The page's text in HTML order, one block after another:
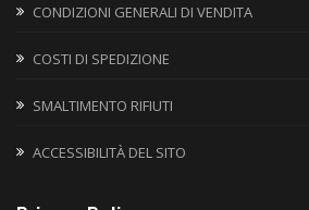
CONDIZIONI GENERALI DI VENDITA
COSTI DI SPEDIZIONE
SMALTIMENTO RIFIUTI
ACCESSIBILITÀ DEL SITO